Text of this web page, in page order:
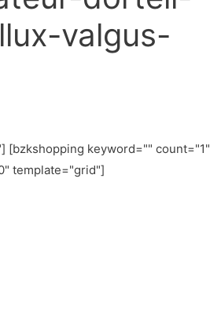
valgus-
[bzkshopping keyword="" count="1"
template="grid"]